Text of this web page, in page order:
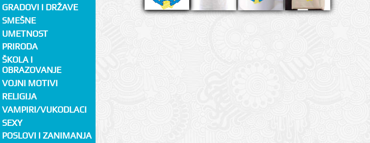
GRADOVI I DRŽAVE
SMEŠNE
UMETNOST
PRIRODA
ŠKOLA I
OBRAZOVANJE
VOJNI MOTIVI
RELIGIJA
VAMPIRI/VUKODLACI
SEXY
POSLOVI I ZANIMANJA